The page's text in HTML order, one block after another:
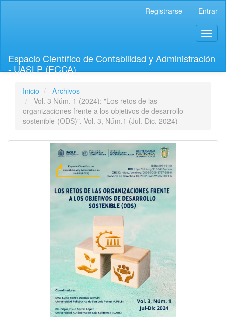
lateral
Registrarse Entrar
Espacio Científico de Contabilidad y Administración
- UASLP (ECCA)
Inicio
Archivos
Vol. 3 Núm. 1 (2024): "Los retos de las
organizaciones frente a los objetivos de desarrollo
sostenible (ODS)". Vol. 3, Núm.1 (Jul.-Dic. 2024)